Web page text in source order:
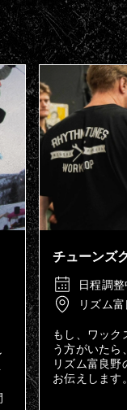
チューンズ
日程調整
リズム
もし、ワック
う方がいたら
リズム富良野
お伝えします